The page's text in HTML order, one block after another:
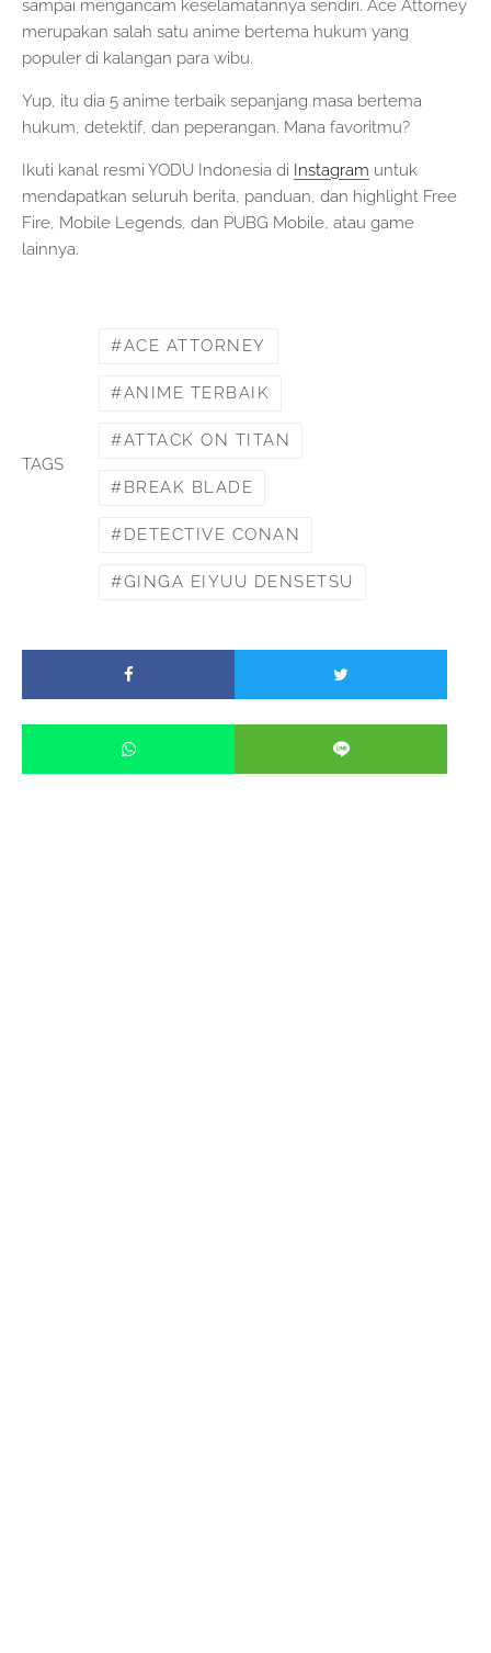
sampai mengancam keselamatannya sendiri. Ace Attorney
merupakan salah satu anime bertema hukum yang
populer di kalangan para wibu.
Yup, itu dia 5 anime terbaik sepanjang masa bertema
hukum, detektif, dan peperangan. Mana favoritmu?
Ikuti kanal resmi YODU Indonesia di Instagram untuk
mendapatkan seluruh berita, panduan, dan highlight Free
Fire, Mobile Legends, dan PUBG Mobile, atau game
lainnya.
TAGS
ACE ATTORNEY
ANIME TERBAIK
ATTACK ON TITAN
BREAK BLADE
DETECTIVE CONAN
GINGA EIYUU DENSETSU